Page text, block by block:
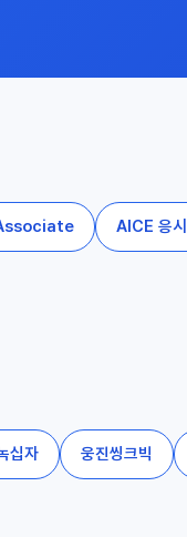
AICE 응
십자 웅진씽크빅